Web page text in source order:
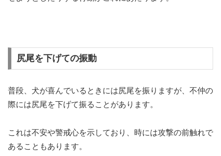
尻尾を下げての振動
普段、犬が喜んでいるときには尻尾を振りますが、不仲の
際には尻尾を下げて振ることがあります。
これは不安や警戒心を示しており、時には攻撃の前触れで
あることもあります。